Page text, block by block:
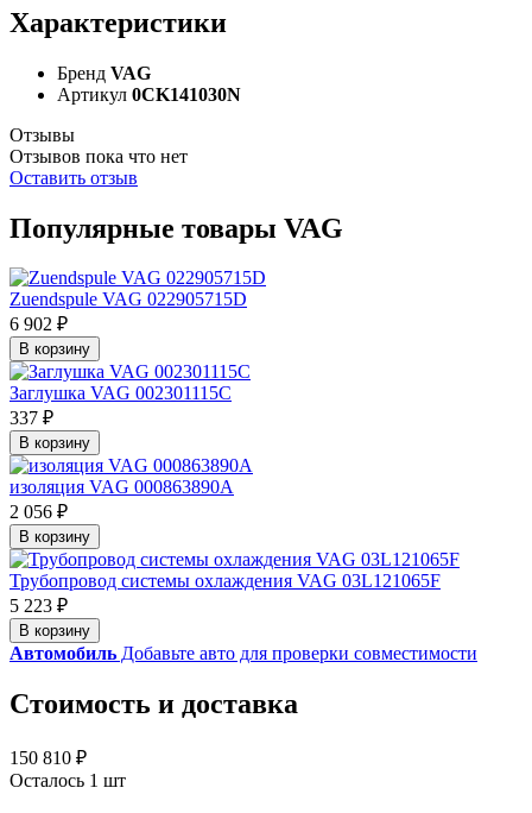
Характеристики
Бренд VAG
Артикул 0CK141030N
Отзывы
Отзывов пока что нет
Оставить отзыв
Популярные товары VAG
Zuendspule VAG 022905715D
6 902 ₽
В корзину
Заглушка VAG 002301115C
337 ₽
В корзину
изоляция VAG 000863890A
2 056 ₽
В корзину
Трубопровод системы охлаждения VAG 03L121065F
5 223 ₽
В корзину
Автомобиль Добавьте авто для проверки совместимости
Стоимость и доставка
150 810 ₽
Осталось 1 шт